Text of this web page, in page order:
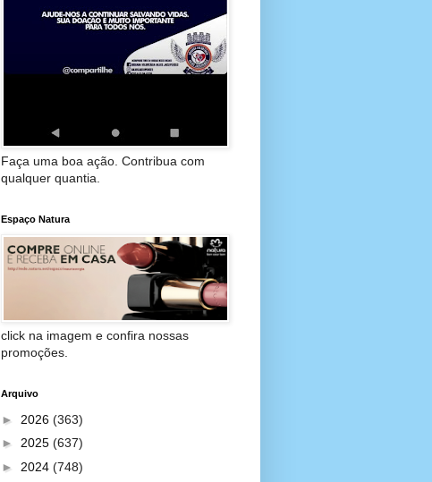
Faça uma boa ação. Contribua com
qualquer quantia.
Espaço Natura
click na imagem e confira nossas
promoções.
Arquivo
► 2026 (363)
► 2025 (637)
► 2024 (748)